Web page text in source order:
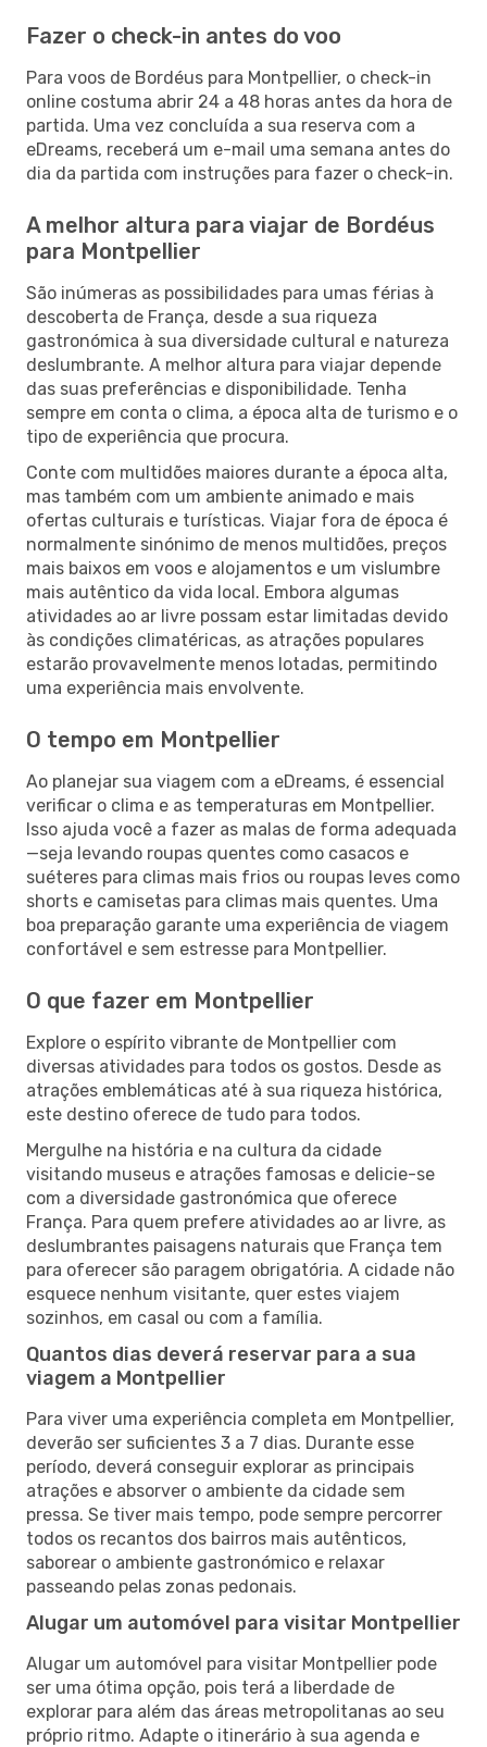
Fazer o check-in antes do voo
Para voos de Bordéus para Montpellier, o check-in
online costuma abrir 24 a 48 horas antes da hora de
partida. Uma vez concluída a sua reserva com a
eDreams, receberá um e-mail uma semana antes do
dia da partida com instruções para fazer o check-in.
A melhor altura para viajar de Bordéus
para Montpellier
São inúmeras as possibilidades para umas férias à
descoberta de França, desde a sua riqueza
gastronómica à sua diversidade cultural e natureza
deslumbrante. A melhor altura para viajar depende
das suas preferências e disponibilidade. Tenha
sempre em conta o clima, a época alta de turismo e o
tipo de experiência que procura.
Conte com multidões maiores durante a época alta,
mas também com um ambiente animado e mais
ofertas culturais e turísticas. Viajar fora de época é
normalmente sinónimo de menos multidões, preços
mais baixos em voos e alojamentos e um vislumbre
mais autêntico da vida local. Embora algumas
atividades ao ar livre possam estar limitadas devido
às condições climatéricas, as atrações populares
estarão provavelmente menos lotadas, permitindo
uma experiência mais envolvente.
O tempo em Montpellier
Ao planejar sua viagem com a eDreams, é essencial
verificar o clima e as temperaturas em Montpellier.
Isso ajuda você a fazer as malas de forma adequada
—seja levando roupas quentes como casacos e
suéteres para climas mais frios ou roupas leves como
shorts e camisetas para climas mais quentes. Uma
boa preparação garante uma experiência de viagem
confortável e sem estresse para Montpellier.
O que fazer em Montpellier
Explore o espírito vibrante de Montpellier com
diversas atividades para todos os gostos. Desde as
atrações emblemáticas até à sua riqueza histórica,
este destino oferece de tudo para todos.
Mergulhe na história e na cultura da cidade
visitando museus e atrações famosas e delicie-se
com a diversidade gastronómica que oferece
França. Para quem prefere atividades ao ar livre, as
deslumbrantes paisagens naturais que França tem
para oferecer são paragem obrigatória. A cidade não
esquece nenhum visitante, quer estes viajem
sozinhos, em casal ou com a família.
Quantos dias deverá reservar para a sua
viagem a Montpellier
Para viver uma experiência completa em Montpellier,
deverão ser suficientes 3 a 7 dias. Durante esse
período, deverá conseguir explorar as principais
atrações e absorver o ambiente da cidade sem
pressa. Se tiver mais tempo, pode sempre percorrer
todos os recantos dos bairros mais autênticos,
saborear o ambiente gastronómico e relaxar
passeando pelas zonas pedonais.
Alugar um automóvel para visitar Montpellier
Alugar um automóvel para visitar Montpellier pode
ser uma ótima opção, pois terá a liberdade de
explorar para além das áreas metropolitanas ao seu
próprio ritmo. Adapte o itinerário à sua agenda e